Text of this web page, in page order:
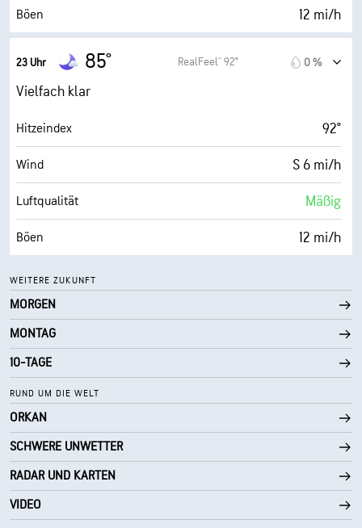
Bewölkung 27 %
Böen 12 mi/h
Luftfeuch.
Taupunkt
AccuLumen Brightness Index™ 0 (Dunkel)
Bewölkung 28 %
Sichtweite 10 mi
Wolkendecke 30000 ft
23 Uhr 85° RealFeel® 92° 0 %
Vielfach klar
Hitzeindex 92°
Wind S 6 mi/h
Luftqualität Mäßig
Böen 12 mi/h
Taupunkt 74° F
AccuLumen Brightness Index™ 0 (Dunkel)
Bewölkung 29 %
Sichtweite 10 mi
Wolkendecke 30000 ft
WEITERE ZUKUNFT
MORGEN
MONTAG
10-TAGE
RUND UM DIE WELT
ORKAN
SCHWERE UNWETTER
RADAR UND KARTEN
VIDEO